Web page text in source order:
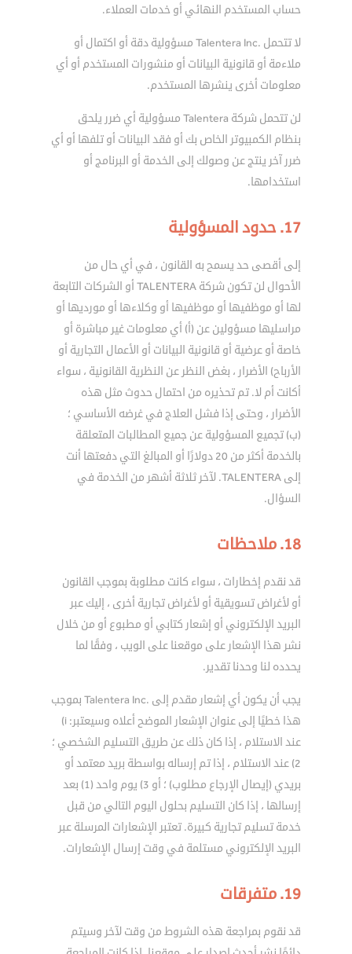
حساب المستخدم النهائي أو خدمات العملاء.
لا تتحمل .Talentera Inc مسؤولية دقة أو اكتمال أو
ملاءمة أو قانونية البيانات أو منشورات المستخدم أو أي
معلومات أخرى ينشرها المستخدم.
لن تتحمل شركة Talentera مسؤولية أي ضرر يلحق
بنظام الكمبيوتر الخاص بك أو فقد البيانات أو تلفها أو أي
ضرر آخر ينتج عن وصولك إلى الخدمة أو البرنامج أو
استخدامها.
17. حدود المسؤولية
إلى أقصى حد يسمح به القانون ، في أي حال من
الأحوال لن تكون شركة TALENTERA أو الشركات التابعة
لها أو موظفيها أو موظفيها أو وكلاءها أو مورديها أو
مراسليها مسؤولين عن (أ) أي معلومات غير مباشرة أو
خاصة أو عرضية أو قانونية البيانات أو الأعمال التجارية أو
الأرباح) الأضرار ، بغض النظر عن النظرية القانونية ، سواء
أكانت أم لا. تم تحذيره من احتمال حدوث مثل هذه
الأضرار ، وحتى إذا فشل العلاج في غرضه الأساسي ؛
(ب) تجميع المسؤولية عن جميع المطالبات المتعلقة
بالخدمة أكثر من 20 دولارًا أو المبالغ التي دفعتها أنت
إلى TALENTERA. لآخر ثلاثة أشهر من الخدمة في
السؤال.
18. ملاحظات
قد نقدم إخطارات ، سواء كانت مطلوبة بموجب القانون
أو لأغراض تسويقية أو لأغراض تجارية أخرى ، إليك عبر
البريد الإلكتروني أو إشعار كتابي أو مطبوع أو من خلال
نشر هذا الإشعار على موقعنا على الويب ، وفقًا لما
يحدده لنا وحدنا تقدير.
يجب أن يكون أي إشعار مقدم إلى .Talentera Inc بموجب
هذا خطيًا إلى عنوان الإشعار الموضح أعلاه وسيعتبر: i)
عند الاستلام ، إذا كان ذلك عن طريق التسليم الشخصي ؛
2) عند الاستلام ، إذا تم إرساله بواسطة بريد معتمد أو
بريدي (إيصال الإرجاع مطلوب) ؛ أو 3) يوم واحد (1) بعد
إرسالها ، إذا كان التسليم بحلول اليوم التالي من قبل
خدمة تسليم تجارية كبيرة. تعتبر الإشعارات المرسلة عبر
البريد الإلكتروني مستلمة في وقت إرسال الإشعارات.
19. متفرقات
قد نقوم بمراجعة هذه الشروط من وقت لآخر وسيتم